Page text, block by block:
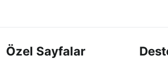
Özel Sayfalar